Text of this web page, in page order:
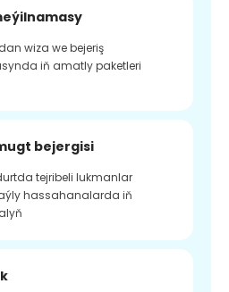
wiza we bejeriş
iň amatly paketleri
bejergisi
tejribeli lukmanlar
hassahanalarda iň